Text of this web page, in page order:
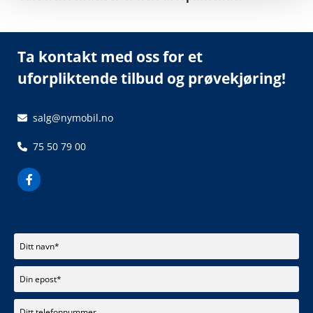
Ta kontakt med oss for et
uforpliktende tilbud og prøvekjøring!
 salg@nymobil.no
 75 50 79 00